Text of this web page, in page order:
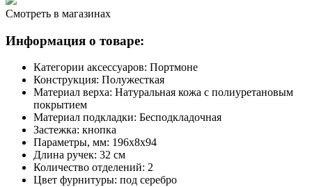
Смотреть в магазинах
Информация о товаре:
Категории аксессуаров: Портмоне
Конструкция: Полужесткая
Материал верха: Натуральная кожа с полиуретановым
покрытием
Материал подкладки: Бесподкладочная
Застежка: кнопка
Параметры, мм: 196х8х94
Длина ручек: 32 см
Количество отделений: 2
Цвет фурнитуры: под серебро